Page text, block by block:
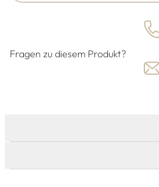
Fragen zu diesem Produkt?